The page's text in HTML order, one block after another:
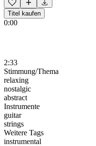
Titel kaufen
0:00
2:33
Stimmung/Thema
relaxing
nostalgic
abstract
Instrumente
guitar
strings
Weitere Tags
instrumental